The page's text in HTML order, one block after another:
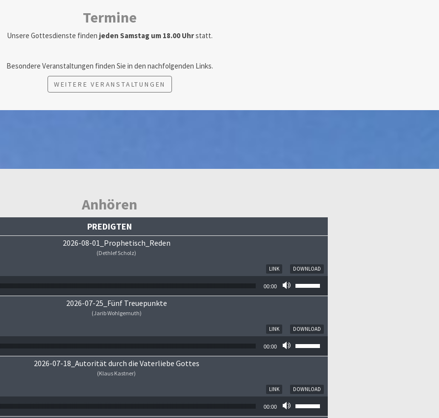
Termine
Unsere Gottesdienste finden jeden Samstag um 18.00 Uhrstatt.
Besondere Veranstaltungen finden Sie in den nachfolgenden Links.
WEITERE VERANSTALTUNGEN
Anhören
PREDIGTEN
2026-08-01_Prophetisch_Reden
(Dethlef Scholz)
DOWNLOAD
LINK
00:00
2026-07-25_Fünf Treuepunkte
(Jarib Wohlgemuth)
DOWNLOAD
LINK
00:00
2026-07-18_Autorität durch die Vaterliebe Gottes
(Klaus Kastner)
DOWNLOAD
LINK
00:00